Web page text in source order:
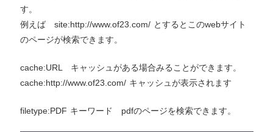
す。
例えば site:http://www.of23.com/ とするとこのwebサイト
のページが検索できます。
cache:URL キャッシュがある場合みることができます。
cache:http://www.of23.com/ キャッシュが表示されます
filetype:PDF キーワード pdfのページを検索できます。